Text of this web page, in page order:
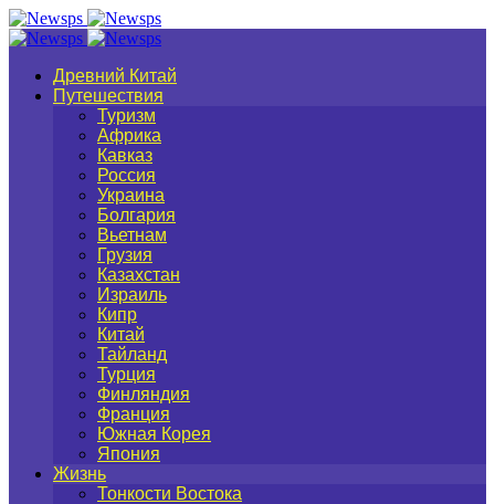
Древний Китай
Путешествия
Туризм
Африка
Кавказ
Россия
Украина
Болгария
Вьетнам
Грузия
Казахстан
Израиль
Кипр
Китай
Тайланд
Турция
Финляндия
Франция
Южная Корея
Япония
Жизнь
Тонкости Востока